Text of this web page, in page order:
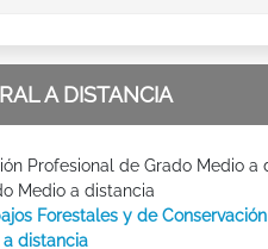
A DISTANCIA
Profesional de Grado Medio a
Medio a distancia
Forestales y de
a distancia